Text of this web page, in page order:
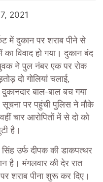
2021
में दुकान पर शराब पीने से
विवाद हो गया। दुकान बंद
ने पुल नंबर एक पर रोक
दो गोलियां चलाई,
बाल-बाल बच गया
पर पहुंची पुलिस ने मौके
चार आरोपितों में से दो को
है।
सिंह उर्फ दीपक की डाकपत्थर
है। मंगलवार की देर रात
शराब पीना शुरू कर दिए।